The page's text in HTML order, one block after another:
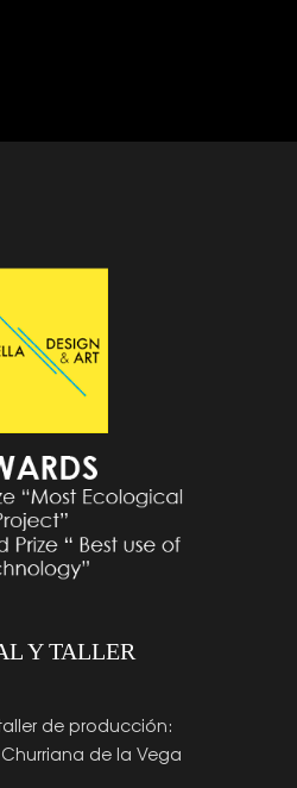
Y TALLER
de producción:
de la Vega